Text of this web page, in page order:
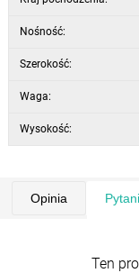
Nośność:
Szerokość:
Waga:
Wysokość:
Opinia
Ten